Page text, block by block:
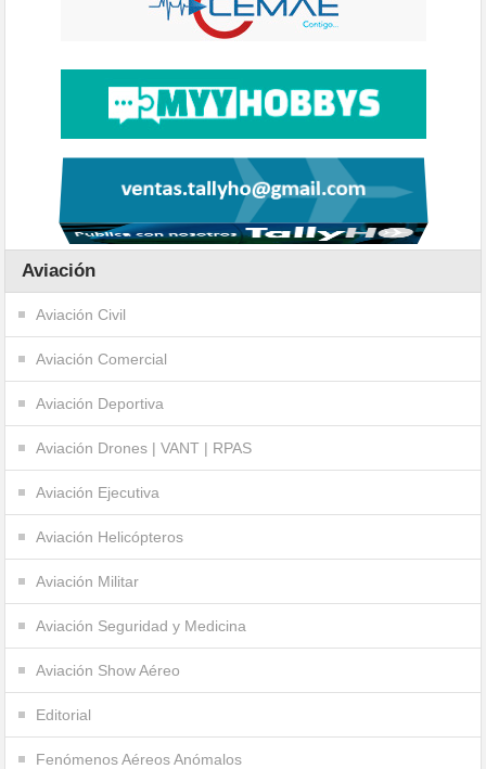
Aviación
Aviación Civil
Aviación Comercial
Aviación Deportiva
Aviación Drones | VANT | RPAS
Aviación Ejecutiva
Aviación Helicópteros
Aviación Militar
Aviación Seguridad y Medicina
Aviación Show Aéreo
Editorial
Fenómenos Aéreos Anómalos